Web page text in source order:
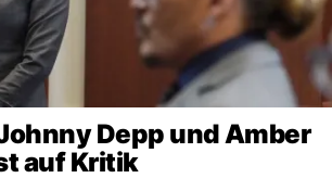
Depp und Amber
auf Kritik